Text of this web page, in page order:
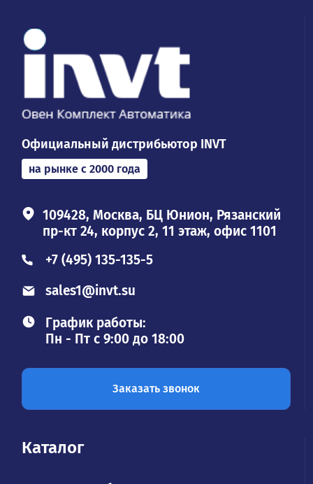
Официальный дистрибьютор INVT
на рынке с 2000 года
109428, Москва, БЦ Юнион, Рязанский
пр-кт 24, корпус 2, 11 этаж, офис 1101
+7 (495) 135-135-5
sales1@invt.su
График работы:
Пн - Пт с 9:00 до 18:00
Заказать звонок
Каталог